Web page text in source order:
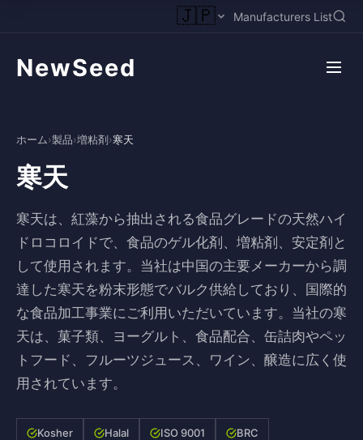
🇯🇵 Manufacturers List
NewSeed
ホーム›製品›増粘剤›寒天
寒天
寒天は、紅藻から抽出される食品グレードの天然ハイ
ドロコロイドで、食品のゲル化剤、増粘剤、安定剤と
して使用されます。当社は中国の主要メーカーから調
達した寒天を粉末形態でバルク供給しており、国際的
な食品加工事業にご利用いただいています。当社の寒
天は、菓子類、ヨーグルト、食品配合、缶詰肉やペッ
トフード、フルーツジュース、ワイン、醸造に広く使
用されています。
Kosher Halal ISO 9001 BRC